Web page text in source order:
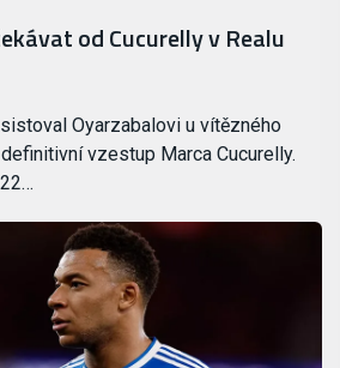
od Cucurelly v Realu
Oyarzabalovi u vítězného
vzestup Marca Cucurelly.